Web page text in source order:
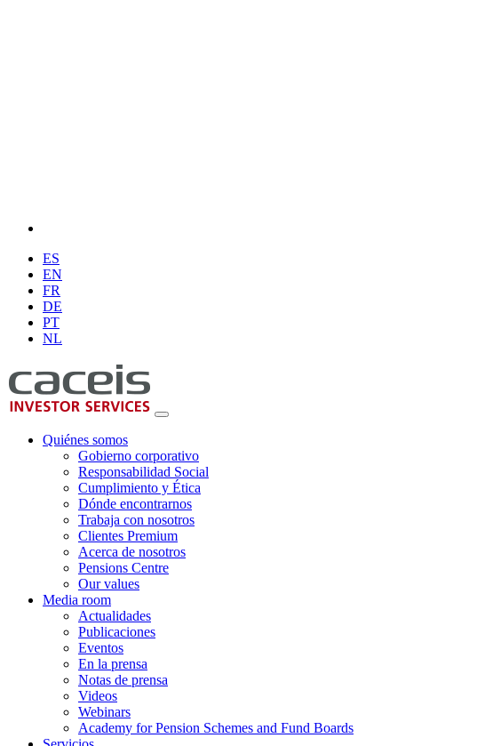
ES
EN
FR
DE
PT
NL
Quiénes somos
Gobierno corporativo
Responsabilidad Social
Cumplimiento y Ética
Dónde encontrarnos
Trabaja con nosotros
Clientes Premium
Acerca de nosotros
Pensions Centre
Our values
Media room
Actualidades
Publicaciones
Eventos
En la prensa
Notas de prensa
Videos
Webinars
Academy for Pension Schemes and Fund Boards